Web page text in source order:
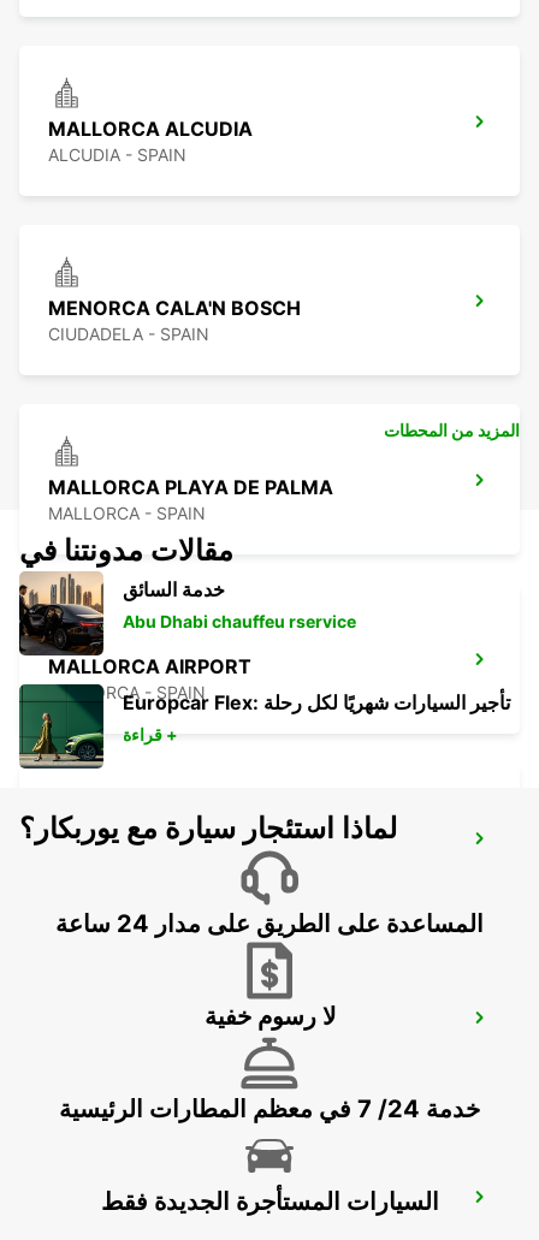
MALLORCA ALCUDIA
ALCUDIA - SPAIN
MENORCA CALA'N BOSCH
CIUDADELA - SPAIN
MALLORCA PLAYA DE PALMA
MALLORCA - SPAIN
MALLORCA AIRPORT
MALLORCA - SPAIN
MENORCA PORT CIUTADELLA
MALLORCA PALMA GABRIEL ROCA
PALMA DE MALLORCA - SPAIN
MENORCA AIRPORT
المزيد من المحطات
مقالات مدونتنا في
خدمة السائق
Abu Dhabi chauffeu rservice
Europcar Flex: تأجير السيارات شهريًا لكل رحلة
قراءة +
لماذا استئجار سيارة مع يوربكار؟
المساعدة على الطريق على مدار 24 ساعة
لا رسوم خفية
خدمة 24/ 7 في معظم المطارات الرئيسية
السيارات المستأجرة الجديدة فقط